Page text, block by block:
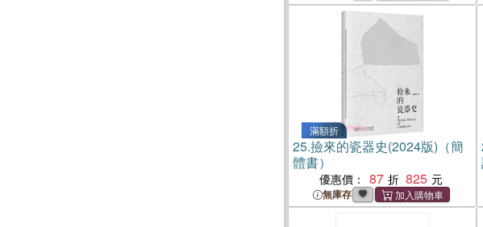
滿額折
25.撿來的瓷器史(2024版)（簡
體書）
優惠價： 87 825
無庫存